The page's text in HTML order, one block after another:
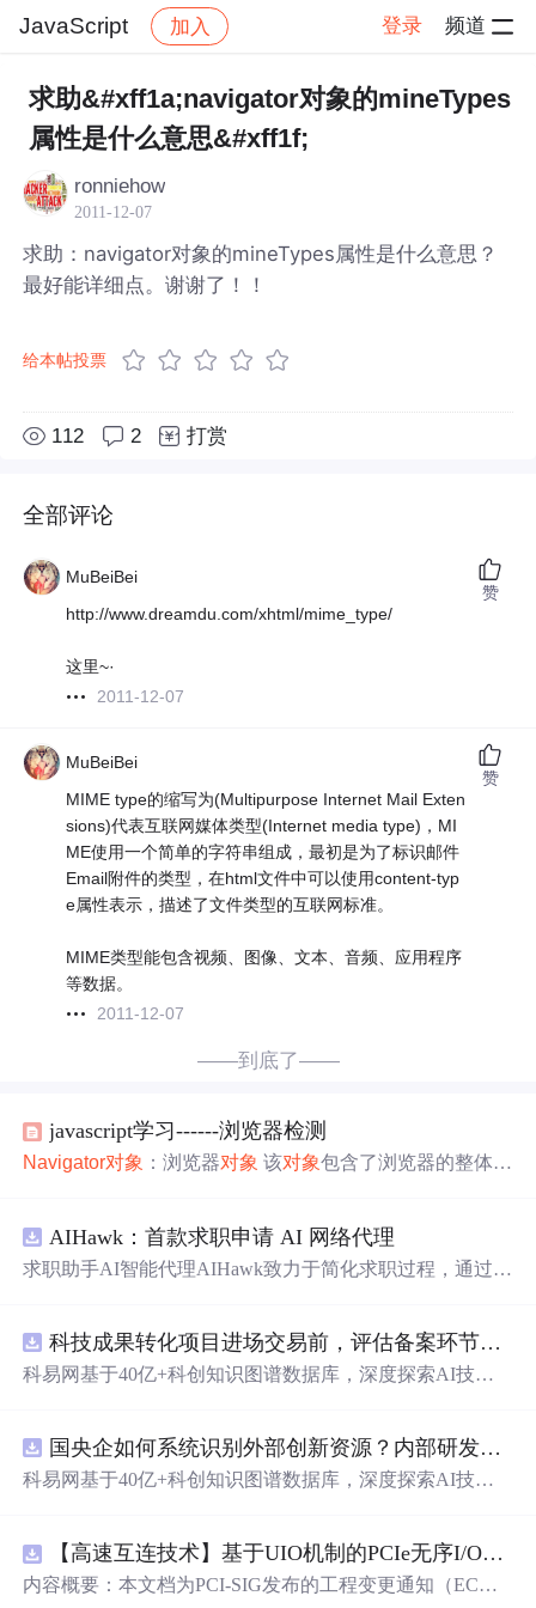
JavaScript 加入 登录 频道
社区 JavaScript 帖子详情
求助&#xff1a;navigator对象的mineTypes
属性是什么意思&#xff1f;
ronniehow
2011-12-07
求助：navigator对象的mineTypes属性是什么意思？
最好能详细点。谢谢了！！
给本帖投票
112 2 打赏
全部评论
MuBeiBei
http://www.dreamdu.com/xhtml/mime_type/
这里~·
2011-12-07
赞
MuBeiBei
MIME type的缩写为(Multipurpose Internet Mail Exten
sions)代表互联网媒体类型(Internet media type)，MI
ME使用一个简单的字符串组成，最初是为了标识邮件
Email附件的类型，在html文件中可以使用content-typ
e属性表示，描述了文件类型的互联网标准。
MIME类型能包含视频、图像、文本、音频、应用程序
等数据。
2011-12-07
赞
——到底了——
javascript学习------浏览器检测
Navigator对象 ：浏览器对象 该对象包含了浏览器的整体信
HTTP请求的用户代理头的值 appCodeName：返回浏览器
的代码号 platform：返回运行浏览器的操作系统...
AIHawk：首款求职申请 AI 网络代理
求职助手AI智能代理AIHawk致力于简化求职过程，通过自
科技成果转化项目进场交易前，评估备案环节需要准备哪些材料？.docx
科易网基于40亿+科创知识图谱数据库，深度探索AI技术
新领域的AI+数智化解决方案，推动科技创新与产业创新
智能化发展。
国央企如何系统识别外部创新资源？内部研发体系完善，但对外部高校、中小科技企业技术能力缺乏动态认知。.docx
科易网基于40亿+科创知识图谱数据库，深度探索AI技术
新领域的AI+数智化解决方案，推动科技创新与产业创新
智能化发展。
【高速互连技术】基于UIO机制的PCIe无序I/O扩展：多路径架构下内存请求的高性能传输与排序控制方案设计
内容概要：本文档为PCI-SIG发布的工程变更通知（EC